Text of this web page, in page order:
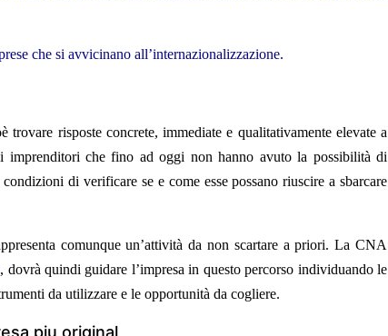
che si avvicinano all’internazionalizzazione.
trovare risposte concrete, immediate e qualitativamente elevate a
imprenditori che fino ad oggi non hanno avuto la possibilità di
di verificare se e come esse possano riuscire a sbarcare
comunque un’attività da non scartare a priori. La CNA
, dovrà quindi guidare l’impresa in questo percorso individuando le
da utilizzare e le opportunità da cogliere.